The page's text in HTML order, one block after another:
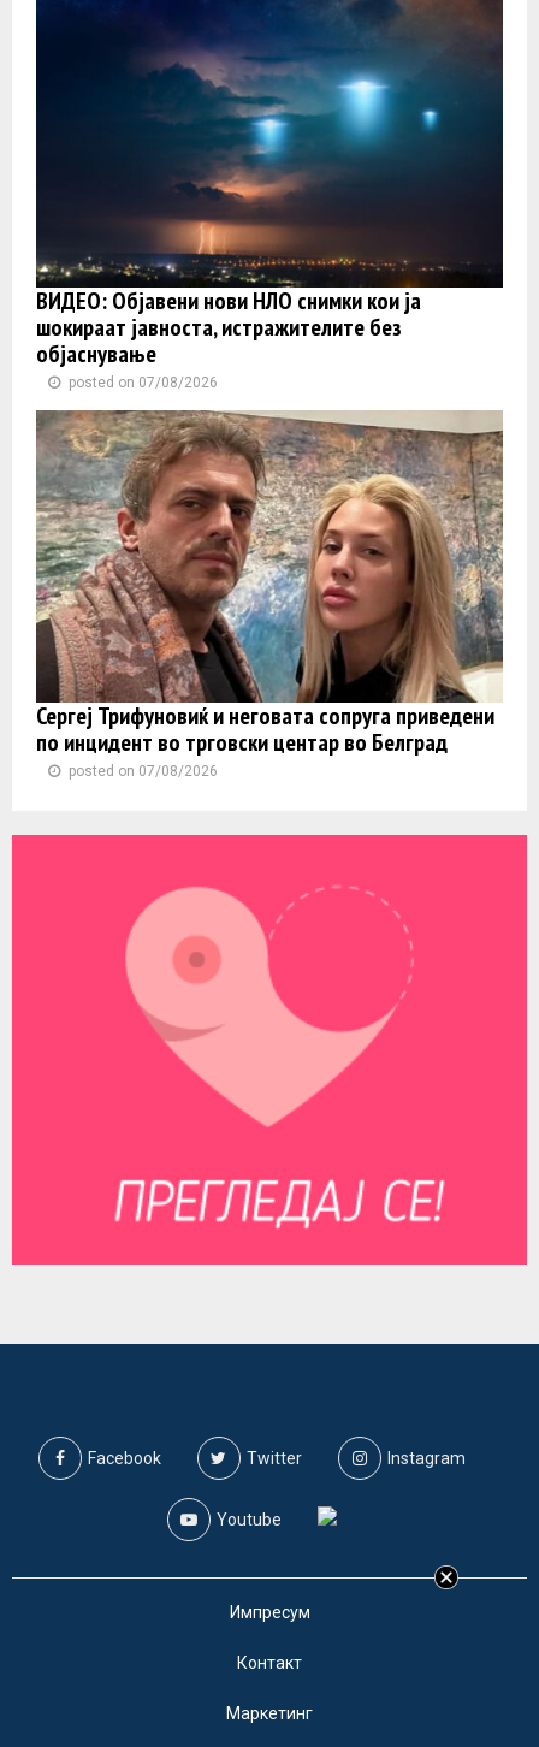
ВИДЕО: Објавени нови НЛО снимки кои ја
шокираат јавноста, истражителите без
објаснување
posted on 07/08/2026
Сергеј Трифуновиќ и неговата сопруга приведени
по инцидент во трговски центар во Белград
posted on 07/08/2026
Facebook Twitter Instagram
Youtube
Импресум
Контакт
Маркетинг